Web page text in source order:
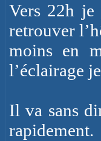
Vers 22h je
retrouver
moins en
l’éclairage
Il va sans
rapidement.